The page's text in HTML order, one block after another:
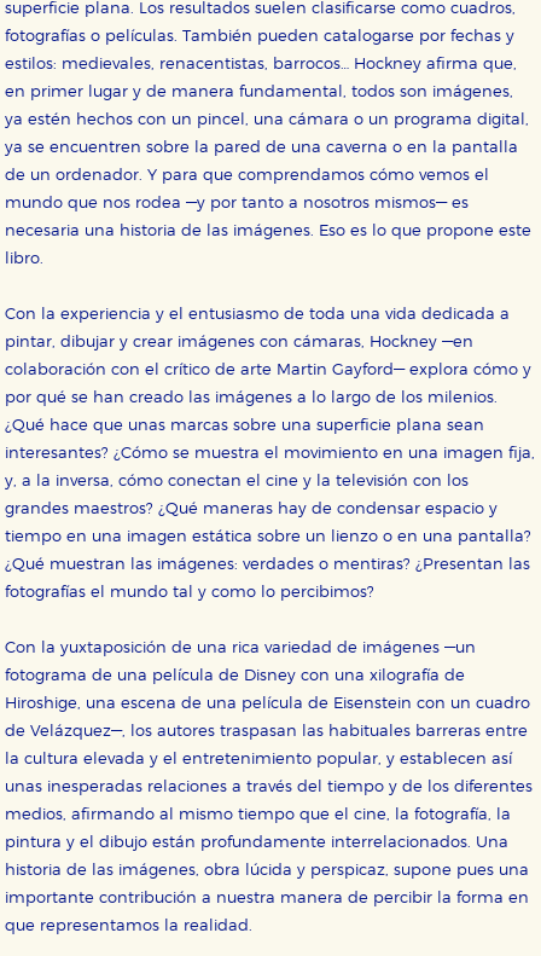
superficie plana. Los resultados suelen clasificarse como cuadros,
fotografías o películas. También pueden catalogarse por fechas y
estilos: medievales, renacentistas, barrocos… Hockney afirma que,
en primer lugar y de manera fundamental, todos son imágenes,
ya estén hechos con un pincel, una cámara o un programa digital,
ya se encuentren sobre la pared de una caverna o en la pantalla
de un ordenador. Y para que comprendamos cómo vemos el
mundo que nos rodea —y por tanto a nosotros mismos— es
necesaria una historia de las imágenes. Eso es lo que propone este
libro.
Con la experiencia y el entusiasmo de toda una vida dedicada a
pintar, dibujar y crear imágenes con cámaras, Hockney —en
colaboración con el crítico de arte Martin Gayford— explora cómo y
por qué se han creado las imágenes a lo largo de los milenios.
¿Qué hace que unas marcas sobre una superficie plana sean
interesantes? ¿Cómo se muestra el movimiento en una imagen fija,
y, a la inversa, cómo conectan el cine y la televisión con los
grandes maestros? ¿Qué maneras hay de condensar espacio y
tiempo en una imagen estática sobre un lienzo o en una pantalla?
¿Qué muestran las imágenes: verdades o mentiras? ¿Presentan las
fotografías el mundo tal y como lo percibimos?
Con la yuxtaposición de una rica variedad de imágenes —un
fotograma de una película de Disney con una xilografía de
Hiroshige, una escena de una película de Eisenstein con un cuadro
de Velázquez—, los autores traspasan las habituales barreras entre
la cultura elevada y el entretenimiento popular, y establecen así
unas inesperadas relaciones a través del tiempo y de los diferentes
medios, afirmando al mismo tiempo que el cine, la fotografía, la
pintura y el dibujo están profundamente interrelacionados. Una
historia de las imágenes, obra lúcida y perspicaz, supone pues una
importante contribución a nuestra manera de percibir la forma en
que representamos la realidad.
CONFIGURACIÓN DE COOKIES
HABILITAR TODO RECHAZAR TODO
Cookies necesarias
Estas cookies son necesarias para que nuestro sitio
web funcione y no es posible deshabilitarlas desde
navegador, pero en ese caso es posible que algunas
áreas de nuestra web dejen de funcionar
Cookies de rendimiento y analíticas
Estas cookies se utilizan para mejorar su experiencia
de navegación y optimizar el funcionamiento de
nuestro sitio web. Almacenan configuraciones de
servicios para que no tenga que reconfigurarlos cada
vez que nos visita. La información es agregada y, por lo
tanto, es anónima.
Cookies de publicidad y redes sociales
Estas cookies son gestionadas por nuestros socios
publicitarios y se utilizan para mostrar publicidad
relevante para sus intereses en otros sitios. No
almacenan directamente información personal sino
que se basan en la identificación única de su